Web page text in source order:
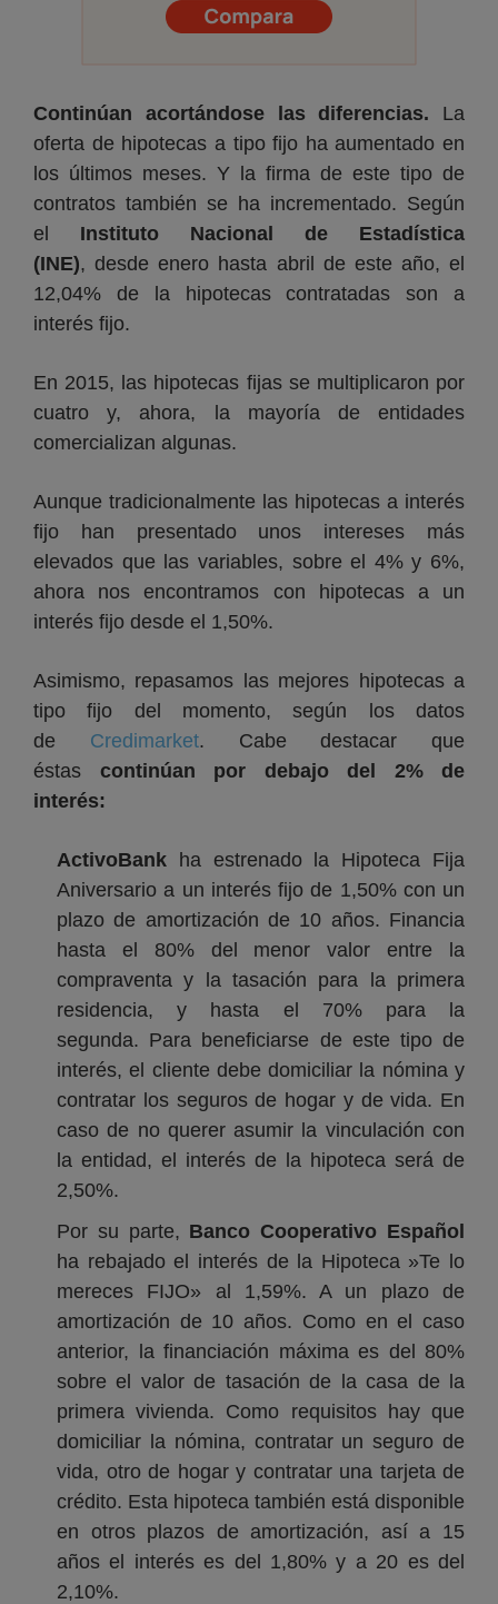
Continúan acortándose las diferencias. La
oferta de hipotecas a tipo fijo ha aumentado en
los últimos meses. Y la firma de este tipo de
contratos también se ha incrementado. Según
el Instituto Nacional de Estadística
(INE), desde enero hasta abril de este año, el
12,04% de la hipotecas contratadas son a
interés fijo.
En 2015, las hipotecas fijas se multiplicaron por
cuatro y, ahora, la mayoría de entidades
comercializan algunas.
Aunque tradicionalmente las hipotecas a interés
fijo han presentado unos intereses más
elevados que las variables, sobre el 4% y 6%,
ahora nos encontramos con hipotecas a un
interés fijo desde el 1,50%.
Asimismo, repasamos las mejores hipotecas a
tipo fijo del momento, según los datos
de Credimarket. Cabe destacar que
éstas continúan por debajo del 2% de
interés:
ActivoBank ha estrenado la Hipoteca Fija
Aniversario a un interés fijo de 1,50% con un
plazo de amortización de 10 años. Financia
hasta el 80% del menor valor entre la
compraventa y la tasación para la primera
residencia, y hasta el 70% para la
segunda. Para beneficiarse de este tipo de
interés, el cliente debe domiciliar la nómina y
contratar los seguros de hogar y de vida. En
caso de no querer asumir la vinculación con
la entidad, el interés de la hipoteca será de
2,50%.
Por su parte, Banco Cooperativo Español
ha rebajado el interés de la Hipoteca »Te lo
mereces FIJO» al 1,59%. A un plazo de
amortización de 10 años. Como en el caso
anterior, la financiación máxima es del 80%
sobre el valor de tasación de la casa de la
primera vivienda. Como requisitos hay que
domiciliar la nómina, contratar un seguro de
vida, otro de hogar y contratar una tarjeta de
crédito. Esta hipoteca también está disponible
en otros plazos de amortización, así a 15
años el interés es del 1,80% y a 20 es del
2,10%.